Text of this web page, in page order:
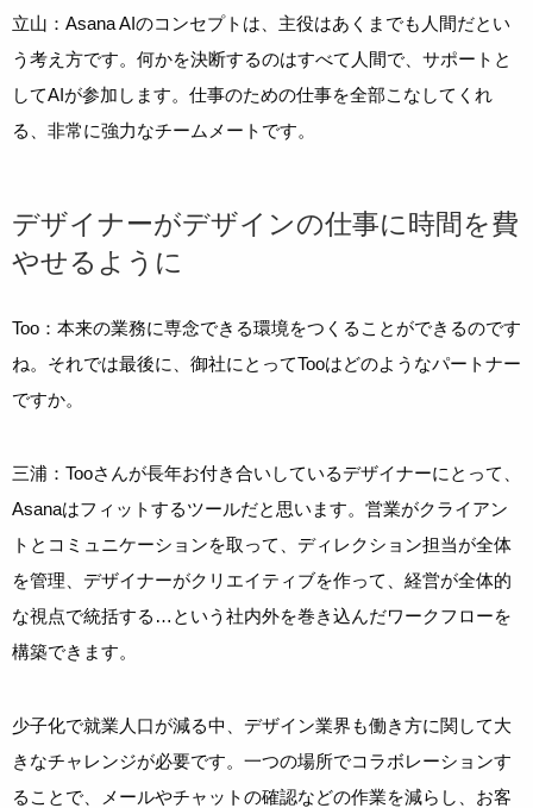
立山：Asana AIのコンセプトは、主役はあくまでも人間だとい
う考え方です。何かを決断するのはすべて人間で、サポートと
してAIが参加します。仕事のための仕事を全部こなしてくれ
る、非常に強力なチームメートです。
デザイナーがデザインの仕事に時間を費
やせるように
Too：本来の業務に専念できる環境をつくることができるのです
ね。それでは最後に、御社にとってTooはどのようなパートナー
ですか。
三浦：Tooさんが長年お付き合いしているデザイナーにとって、
Asanaはフィットするツールだと思います。営業がクライアン
トとコミュニケーションを取って、ディレクション担当が全体
を管理、デザイナーがクリエイティブを作って、経営が全体的
な視点で統括する…という社内外を巻き込んだワークフローを
構築できます。
少子化で就業人口が減る中、デザイン業界も働き方に関して大
きなチャレンジが必要です。一つの場所でコラボレーションす
ることで、メールやチャットの確認などの作業を減らし、お客